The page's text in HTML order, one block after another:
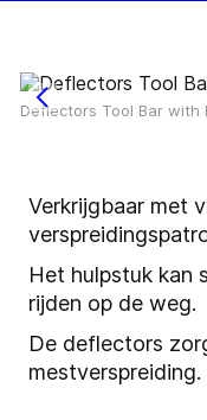
Deflectors Tool Bar with
Verkrijgbaar met
Het hulpstuk kan
rijden op de weg.
De deflectors
mestverspreiding.